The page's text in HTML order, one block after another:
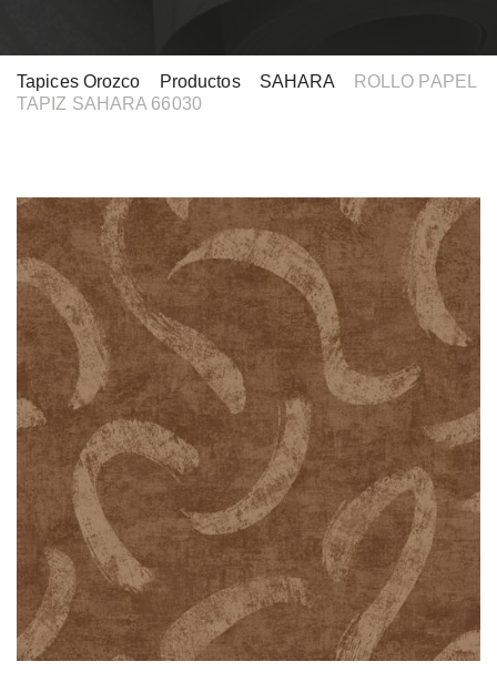
Tapices Orozco Productos> SAHARA
ROLLO PAPEL
TAPIZ SAHARA 66030